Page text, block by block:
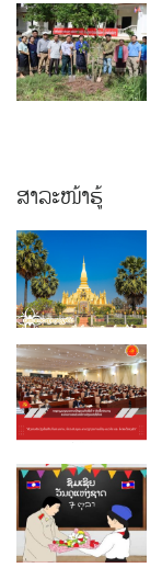
ສາລະໜ້າຮູ້